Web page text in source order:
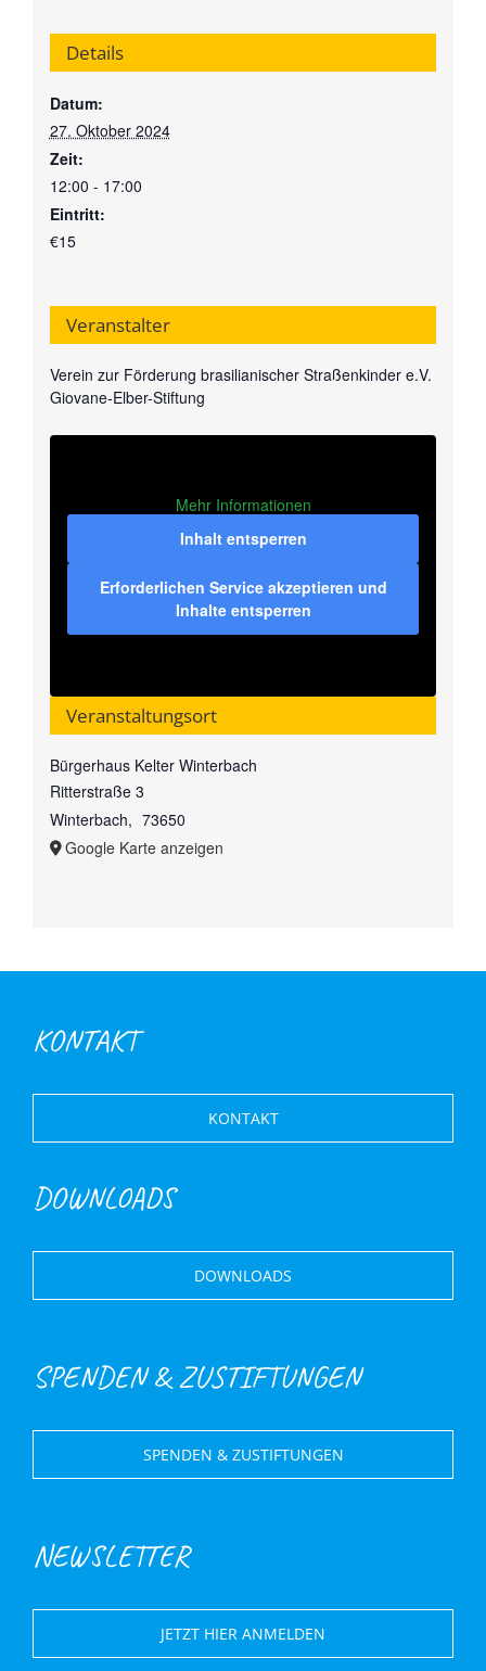
Details
Datum:
27. Oktober 2024
Zeit:
12:00 - 17:00
Eintritt:
€15
Veranstalter
Verein zur Förderung brasilianischer Straßenkinder e.V.
Giovane-Elber-Stiftung
Veranstaltungsort
Bürgerhaus Kelter Winterbach
Ritterstraße 3
Winterbach, 73650
Google Karte anzeigen
Mehr Informationen
Inhalt entsperren
Erforderlichen Service akzeptieren und
Inhalte entsperren
KONTAKT
KONTAKT
DOWNLOADS
DOWNLOADS
SPENDEN & ZUSTIFTUNGEN
SPENDEN & ZUSTIFTUNGEN
NEWSLETTER
JETZT HIER ANMELDEN